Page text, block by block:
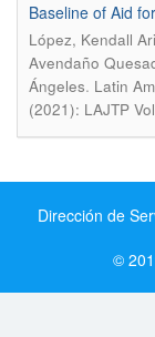
Baseline of Aid
López, Kendall
Avendaño
Ángeles. Latin
(2021): LAJTP
Dirección de
©